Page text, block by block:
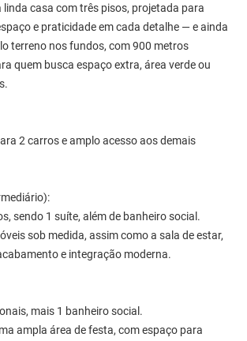
casa com três pisos, projetada para
e praticidade em cada detalhe — e ainda
terreno nos fundos, com 900 metros
quem busca espaço extra, área verde ou
2 carros e amplo acesso aos demais
sendo 1 suíte, além de banheiro social.
sob medida, assim como a sala de estar,
e integração moderna.
mais 1 banheiro social.
ampla área de festa, com espaço para